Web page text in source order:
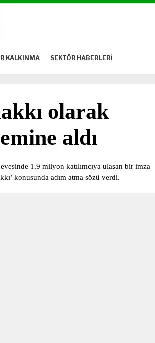
KALKINMA SEKTÖR HABERLERİ
olarak
aldı
1.9 milyon katılımcıya ulaşan bir imza
konusunda adım atma sözü verdi.